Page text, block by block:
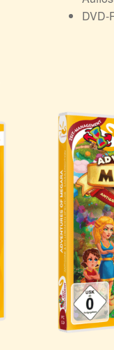
DVD-